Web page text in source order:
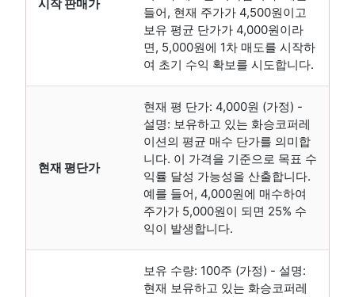
시작 판매가
들어, 현재 주가가 4,500원이고
보유 평균 단가가 4,000원이라
면, 5,000원에 1차 매도를 시작하
여 초기 수익 확보를 시도합니다.
현재 평단가
현재 평 단가: 4,000원 (가정) -
설명: 보유하고 있는 화승코퍼레
이션의 평균 매수 단가를 의미합
니다. 이 가격을 기준으로 목표 수
익률 달성 가능성을 산출합니다.
예를 들어, 4,000원에 매수하여
주가가 5,000원이 되면 25% 수
익이 발생합니다.
보유 수량: 100주 (가정) - 설명:
현재 보유하고 있는 화승코퍼레